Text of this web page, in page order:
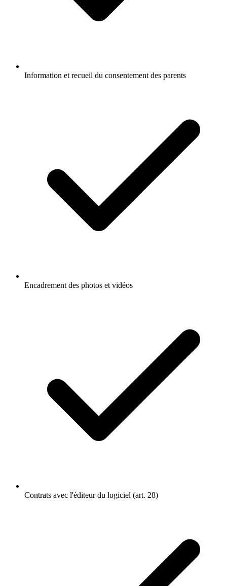
Information et recueil du consentement des parents
Encadrement des photos et vidéos
Contrats avec l'éditeur du logiciel (art. 28)